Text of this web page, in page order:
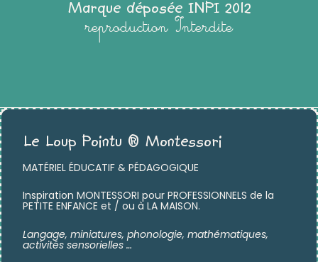
Marque déposée INPI 2012
reproduction Interdite
Le Loup Pointu ® Montessori
MATÉRIEL ÉDUCATIF & PÉDAGOGIQUE
Inspiration MONTESSORI pour PROFESSIONNELS de la
PETITE ENFANCE et / ou à LA MAISON.
Langage, miniatures, phonologie, mathématiques,
activités sensorielles …